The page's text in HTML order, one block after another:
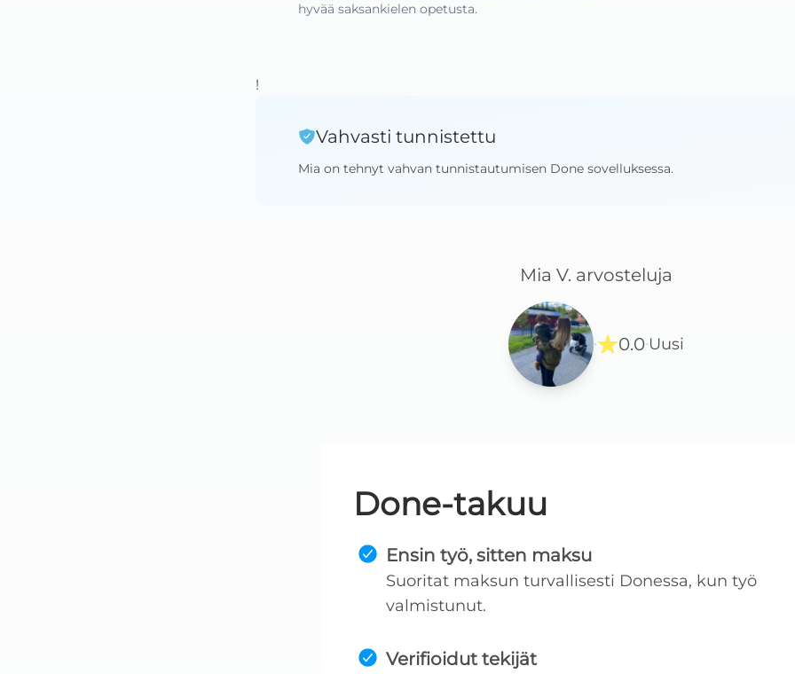
hyvää saksankielen opetusta.
!
Vahvasti tunnistettu
Mia on tehnyt vahvan tunnistautumisen Done sovelluksessa.
Mia V. arvosteluja
· 0.0·Uusi
Done-takuu
Ensin työ, sitten maksu
Suoritat maksun turvallisesti Donessa, kun työ
valmistunut.
Verifioidut tekijät